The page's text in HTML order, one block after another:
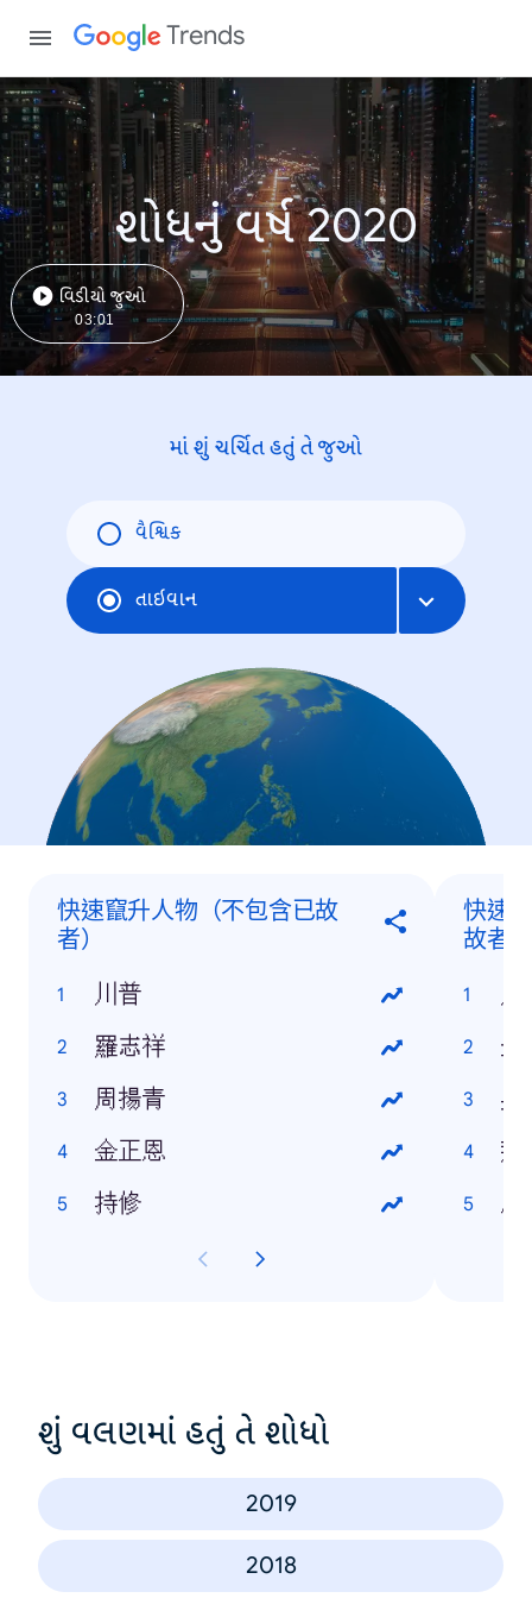
Trends
શોધનું વર્ષ 2020
વિડીયો જુઓ
03:01
માં શું ચર્ચિત હતું તે જુઓ
વૈશ્વિક
તાઇવાન
快速竄升人物（不包含已故
者）
川普
羅志祥
周揚青
金正恩
持修
快速
故者
金
吳
拜
唐
શું વલણમાં હતું તે શોધો
2019
2018